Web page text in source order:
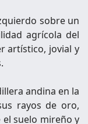
sobre un
agrícola del
artístico, jovial y
andina en la
rayos de oro,
suelo mireño y